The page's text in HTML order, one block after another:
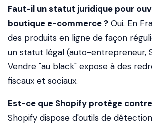
Faut-il un statut juridique pour
boutique e-commerce ? Oui. En
des produits en ligne de façon
un statut légal (auto-entrepreneur,
Vendre "au black" expose à des
fiscaux et sociaux.
Est-ce que Shopify protège
Shopify dispose d'outils de